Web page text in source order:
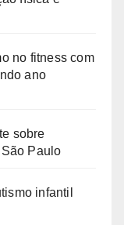
no fitness com
ano
sobre
Paulo
infantil